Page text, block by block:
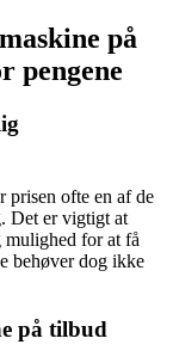
på
pengene
prisen ofte en af de
Det er vigtigt at
mulighed for at få
behøver dog ikke
på tilbud